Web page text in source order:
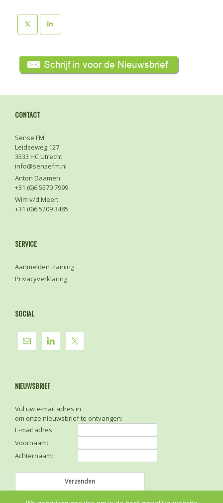
CONTACT
Sense FM
Leidseweg 127
3533 HC Utrecht
info@sensefm.nl
Anton Daamen:
+31 (0)6 5570 7999
Wim v/d Meer:
+31 (0)6 5209 3485
SERVICE
Aanmelden training
Privacyverklaring
SOCIAL
NIEUWSBRIEF
Vul uw e-mail adres in
om onze nieuwsbrief te ontvangen:
E-mail adres:
Voornaam:
Achternaam: